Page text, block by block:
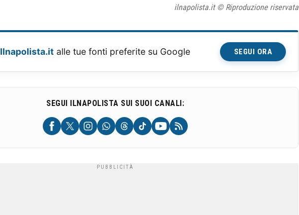
ilnapolista.it © Riproduzione riservata
Ilnapolista.it alle tue fonti preferite su Google SEGUI ORA
SEGUI ILNAPOLISTA SUI SUOI CANALI: